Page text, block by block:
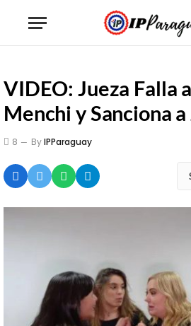
VIDEO: Jueza Falla
Menchi y Sanciona
8 ByIPParaguay